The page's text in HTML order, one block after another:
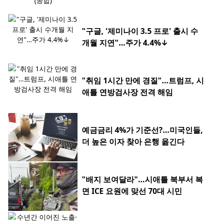
"구글, '제미나이 3.5 프로' 출시 수
개월 지연"…주가 4.4%↓
"취임 1시간 만에 경질"…트럼프, 시
애틀 연방검사장 전격 해임
예금금리 4%가 기준선?…미국인들,
더 높은 이자 찾아 은행 옮긴다
"배지 보여달라"…시애틀 북부서 복
면 ICE 요원에 맞선 70대 시민